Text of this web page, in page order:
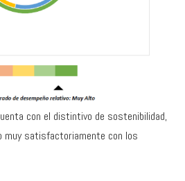
con el distintivo de sostenibilidad,
muy satisfactoriamente con los